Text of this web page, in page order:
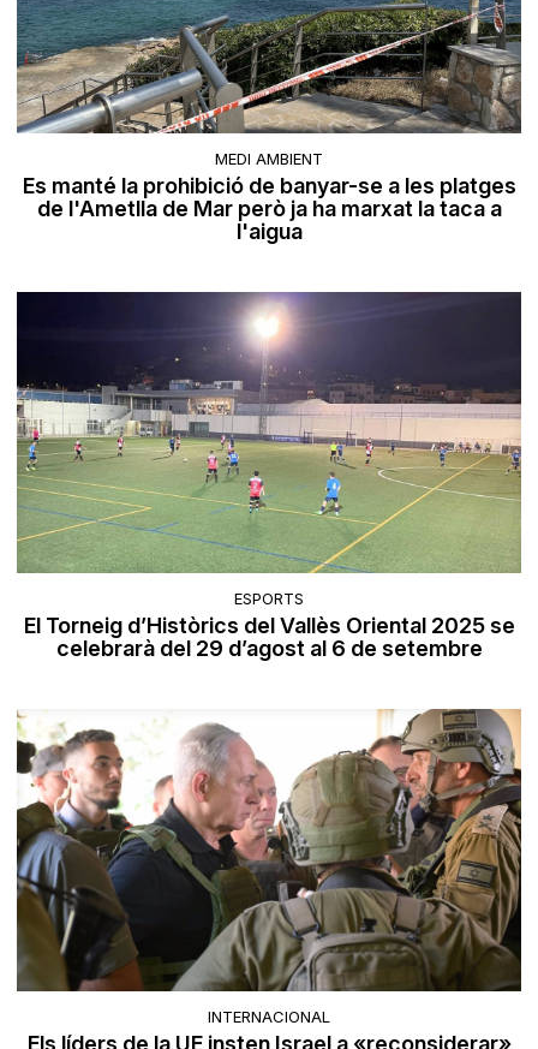
MEDI AMBIENT
Es manté la prohibició de banyar-se a les platges
de l'Ametlla de Mar però ja ha marxat la taca a
l'aigua
ESPORTS
El Torneig d’Històrics del Vallès Oriental 2025 se
celebrarà del 29 d’agost al 6 de setembre
INTERNACIONAL
Els líders de la UE insten Israel a «reconsiderar»